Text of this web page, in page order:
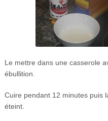
Le mettre dans une casserole
ébullition.
Cuire pendant 12 minutes puis
éteint.